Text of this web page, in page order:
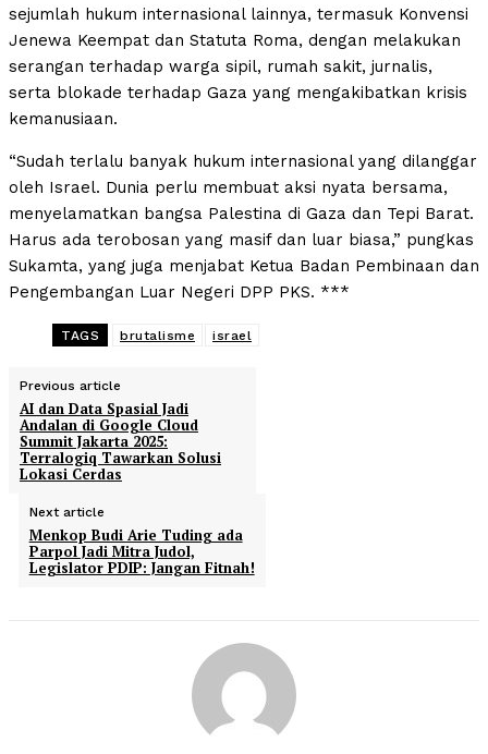
sejumlah hukum internasional lainnya, termasuk Konvensi
Jenewa Keempat dan Statuta Roma, dengan melakukan
serangan terhadap warga sipil, rumah sakit, jurnalis,
serta blokade terhadap Gaza yang mengakibatkan krisis
kemanusiaan.
“Sudah terlalu banyak hukum internasional yang dilanggar
oleh Israel. Dunia perlu membuat aksi nyata bersama,
menyelamatkan bangsa Palestina di Gaza dan Tepi Barat.
Harus ada terobosan yang masif dan luar biasa,” pungkas
Sukamta, yang juga menjabat Ketua Badan Pembinaan dan
Pengembangan Luar Negeri DPP PKS. ***
TAGS brutalisme israel
Previous article
AI dan Data Spasial Jadi
Andalan di Google Cloud
Summit Jakarta 2025:
Terralogiq Tawarkan Solusi
Lokasi Cerdas
Next article
Menkop Budi Arie Tuding ada
Parpol Jadi Mitra Judol,
Legislator PDIP: Jangan Fitnah!